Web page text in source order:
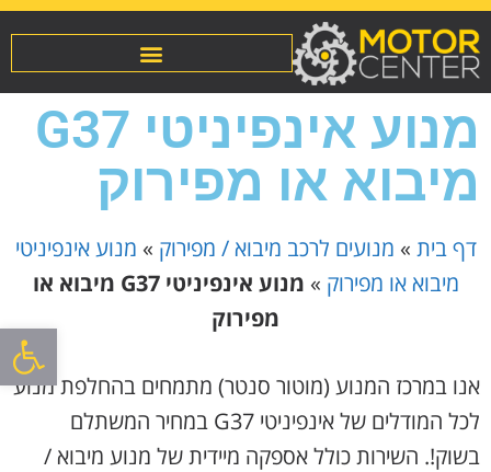
פתח
מנוע אינפיניטי G37
מיבוא או מפירוק
דף בית » מנועים לרכב מיבוא / מפירוק » מנוע אינפיניטי
מיבוא או מפירוק »
מנוע אינפיניטי G37 מיבוא או
מפירוק
אנו במרכז המנוע (מוטור סנטר) מתמחים בהחלפת מנוע
לכל המודלים של אינפיניטי G37 במחיר המשתלם
בשוק!. השירות כולל אספקה מיידית של מנוע מיבוא /